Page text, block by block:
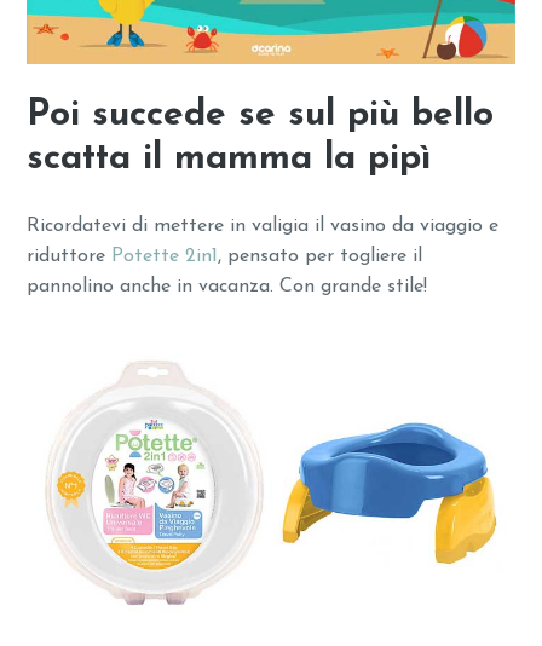
Poi succede se sul più bello
scatta il mamma la pipì
Ricordatevi di mettere in valigia il vasino da viaggio e
riduttore Potette 2in1 , pensato per togliere il
pannolino anche in vacanza. Con grande stile!